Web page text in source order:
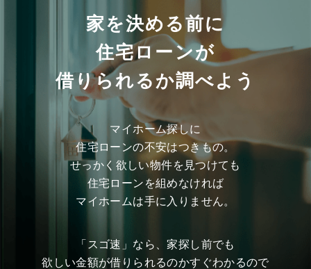
家を決める前に
住宅ローンが
借りられるか調べよう
マイホーム探しに
住宅ローンの不安はつきもの。
せっかく欲しい物件を見つけても
住宅ローンを組めなければ
マイホームは手に入りません。
「スゴ速」なら、家探し前でも
欲しい金額が借りられるのかすぐわかるので